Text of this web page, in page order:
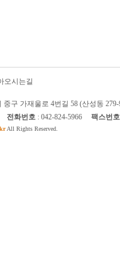
오시는길
중구 가재울로 4번길 58 (산성동 279-
전화번호 : 042-824-5966 팩스번호
All Rights Reserved.